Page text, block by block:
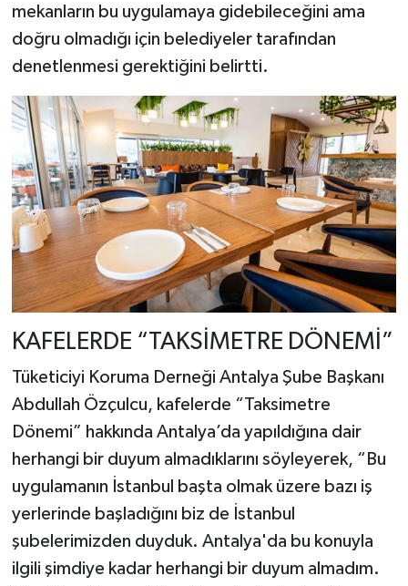
mekanların bu uygulamaya gidebileceğini ama
doğru olmadığı için belediyeler tarafından
denetlenmesi gerektiğini belirtti.
KAFELERDE “TAKSİMETRE DÖNEMİ”
Tüketiciyi Koruma Derneği Antalya Şube Başkanı
Abdullah Özçulcu, kafelerde “Taksimetre
Dönemi” hakkında Antalya’da yapıldığına dair
herhangi bir duyum almadıklarını söyleyerek, “Bu
uygulamanın İstanbul başta olmak üzere bazı iş
yerlerinde başladığını biz de İstanbul
şubelerimizden duyduk. Antalya'da bu konuyla
ilgili şimdiye kadar herhangi bir duyum almadım.